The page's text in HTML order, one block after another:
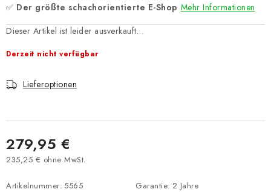
✅ Der größte schachorientierte E-Shop Mehr Informationen
Dieser Artikel ist leider ausverkauft…
Derzeit nicht verfügbar
Lieferoptionen
279,95 €
235,25 € ohne MwSt.
Artikelnummer: 5565 Garantie: 2 Jahre